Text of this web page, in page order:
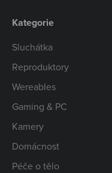
Kategorie
Sluchátka
Reproduktory
Wereables
Gaming & PC
Kamery
Domácnost
Péče o tělo